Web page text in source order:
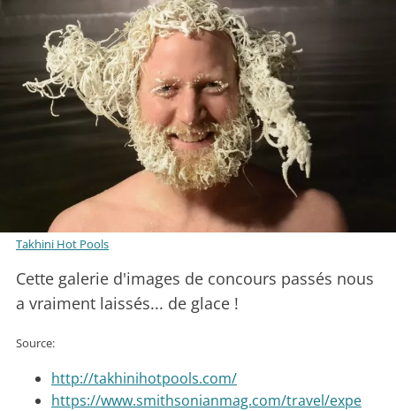
Takhini Hot Pools
Cette galerie d'images de concours passés nous
a vraiment laissés... de glace !
Source:
http://takhinihotpools.com/
https://www.smithsonianmag.com/travel/expe